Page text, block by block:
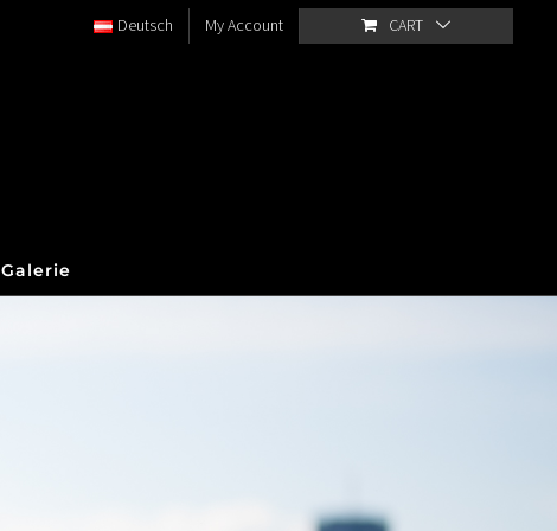
Deutsch My Account CART
Galerie